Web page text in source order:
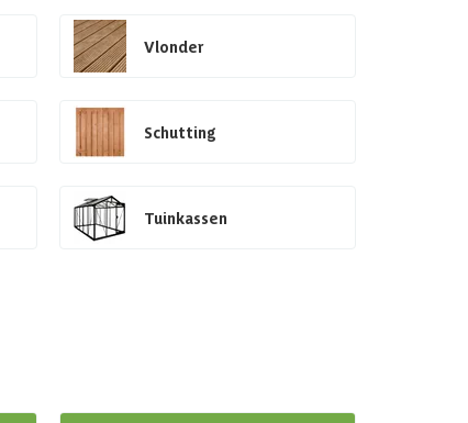
Vlonder
Schutting
Tuinkassen